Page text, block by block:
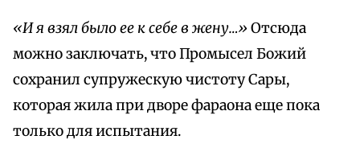
«И я взял было ее к себе в жену…» Отсюда
можно заключать, что Промысел Божий
сохранил супружескую чистоту Сары,
которая жила при дворе фараона еще пока
только для испытания.